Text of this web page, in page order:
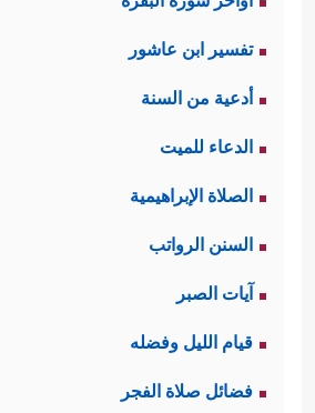
تفسير ابن عاشور
أدعية من السنة
الدعاء للميت
الصلاة الإبراهيمية
السنن الرواتب
آيات الصبر
قيام الليل وفضله
فضائل صلاة الفجر